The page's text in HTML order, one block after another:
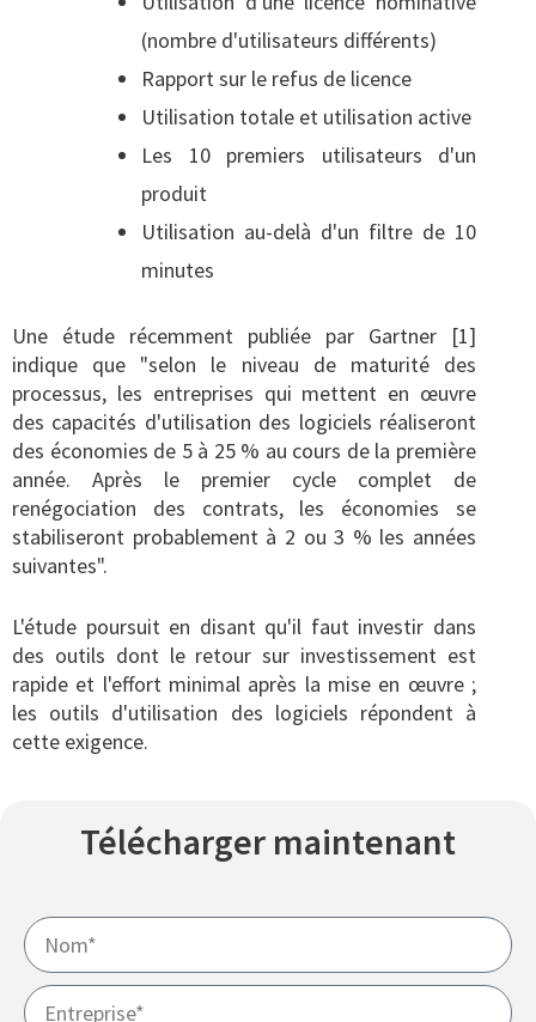
(nombre d'utilisateurs différents)
Rapport sur le refus de licence
Utilisation totale et utilisation active
Les 10 premiers utilisateurs d'un
produit
Utilisation au-delà d'un filtre de 10
minutes
Une étude récemment publiée par Gartner [1]
indique que "selon le niveau de maturité des
processus, les entreprises qui mettent en œuvre
des capacités d'utilisation des logiciels réaliseront
des économies de 5 à 25 % au cours de la première
année. Après le premier cycle complet de
renégociation des contrats, les économies se
stabiliseront probablement à 2 ou 3 % les années
suivantes".
L'étude poursuit en disant qu'il faut investir dans
des outils dont le retour sur investissement est
rapide et l'effort minimal après la mise en œuvre ;
les outils d'utilisation des logiciels répondent à
cette exigence.
Télécharger maintenant
Nom
Entreprise